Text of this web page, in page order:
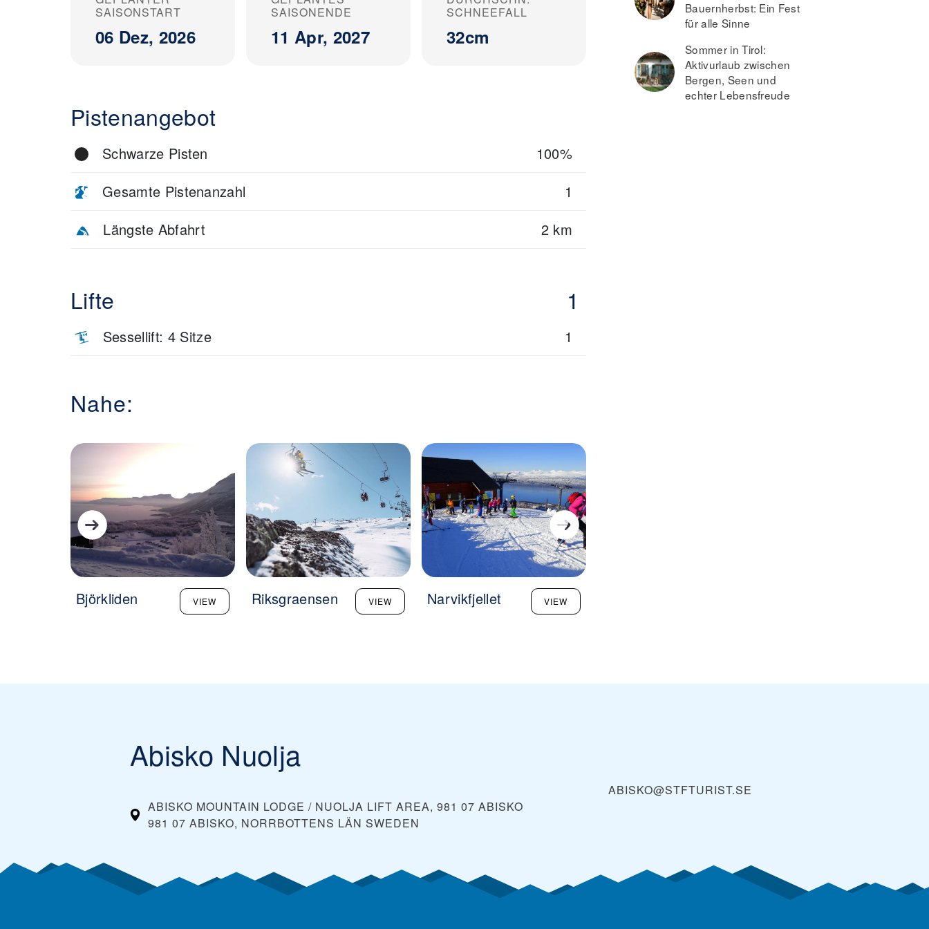
Bauernherbst: Ein Fest
für alle Sinne
Sommer in Tirol:
Aktivurlaub zwischen
Bergen, Seen und
echter Lebensfreude
SAISONSTART
06 Dez, 2026
SAISONENDE
11 Apr, 2027
SCHNEEFALL
32cm
Pistenangebot
Schwarze Pisten
100%
Gesamte Pistenanzahl
1
Längste Abfahrt
2 km
Lifte 1
Sessellift: 4 Sitze 1
Nahe:
Björkliden VIEW Riksgraensen VIEW Narvikfjellet VIEW
Abisko Nuolja
ABISKO MOUNTAIN LODGE / NUOLJA LIFT AREA, 981 07 ABISKO
981 07 ABISKO, NORRBOTTENS LÄN SWEDEN
ABISKO@STFTURIST.SE